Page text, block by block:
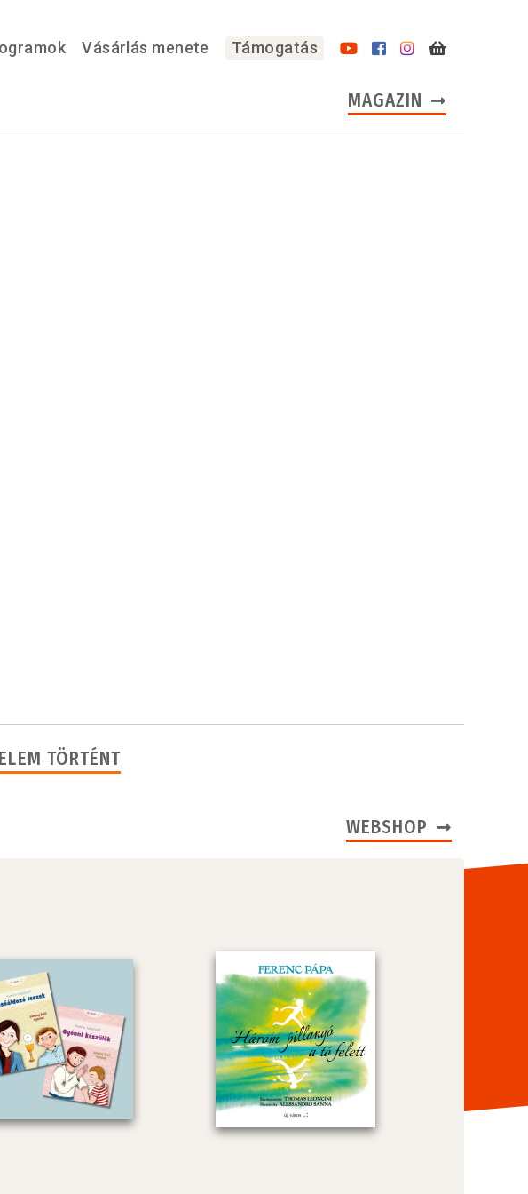
Vásárlás menete Támogatás
MAGAZIN
TÖRTÉNT
WEBSHOP